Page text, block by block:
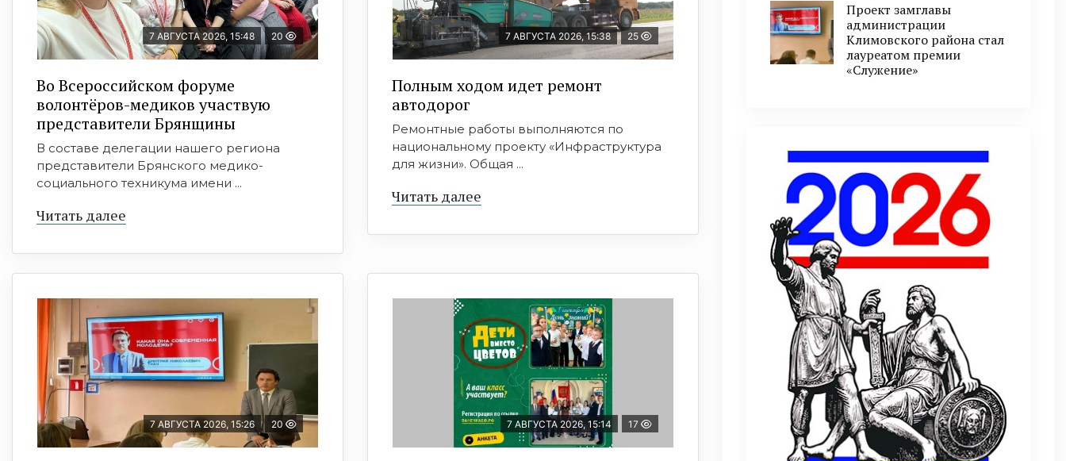
7 АВГУСТА 2026, 15:48 20
Во Всероссийском форуме
волонтёров-медиков участвую
представители Брянщины
В составе делегации нашего региона
представители Брянского медико-
социального техникума имени ...
Читать далее
7 АВГУСТА 2026, 15:38 25
Полным ходом идет ремонт
автодорог
Ремонтные работы выполняются по
национальному проекту «Инфраструктура
для жизни». Общая ...
Читать далее
7 АВГУСТА 2026, 15:26 20 7 АВГУСТА 2026, 15:14 17
Проект замглавы
администрации
Климовского района стал
лауреатом премии
«Служение»